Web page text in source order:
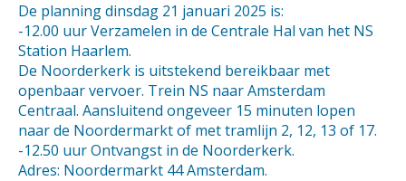
De planning dinsdag 21 januari 2025 is:
-12.00 uur Verzamelen in de Centrale Hal van het NS
Station Haarlem.
De Noorderkerk is uitstekend bereikbaar met
openbaar vervoer. Trein NS naar Amsterdam
Centraal. Aansluitend ongeveer 15 minuten lopen
naar de Noordermarkt of met tramlijn 2, 12, 13 of 17.
-12.50 uur Ontvangst in de Noorderkerk.
Adres: Noordermarkt 44 Amsterdam.